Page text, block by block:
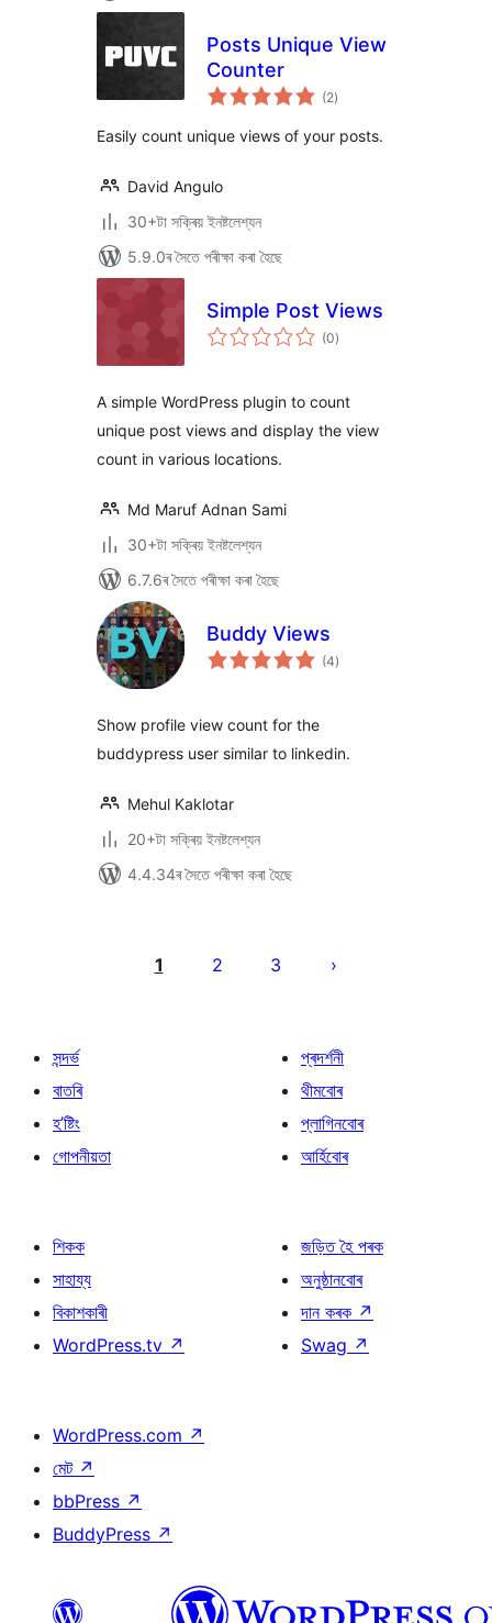
Posts Unique View
Counter
(2টা
মুঠ)
Easily count unique views of your posts.
David Angulo
30+টা সক্ৰিয় ইনষ্টলেশ্যন
5.9.0ৰ সৈতে পৰীক্ষা কৰা হৈছে
Simple Post Views
(0টা
মুঠ)
A simple WordPress plugin to count
unique post views and display the view
count in various locations.
Md Maruf Adnan Sami
30+টা সক্ৰিয় ইনষ্টলেশ্যন
6.7.6ৰ সৈতে পৰীক্ষা কৰা হৈছে
Buddy Views
(4টা
মুঠ)
Show profile view count for the
buddypress user similar to linkedin.
Mehul Kaklotar
20+টা সক্ৰিয় ইনষ্টলেশ্যন
4.4.34ৰ সৈতে পৰীক্ষা কৰা হৈছে
পৃষ্ঠাকৰণ
1 2 3
সন্দৰ্ভ
বাতৰি
হ’ষ্টিং
গোপনীয়তা
প্ৰদৰ্শনী
থীমবোৰ
প্লাগিনবোৰ
আৰ্হিবোৰ
শিকক
সাহায্য
বিকাশকাৰী
WordPress.tv ↗
জড়িত হৈ পৰক
অনুষ্ঠানবোৰ
দান কৰক ↗
Swag ↗
WordPress.com ↗
মেট ↗
bbPress ↗
BuddyPress ↗